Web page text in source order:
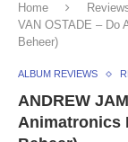
Home
VAN OSTADE – Do
Beheer)
ALBUM REVIEWS
ANDREW
Animatronics